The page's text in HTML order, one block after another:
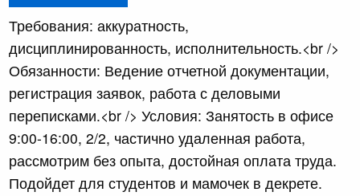
Требования: аккуратность,
дисциплинированность, исполнительность.<br />
Обязанности: Ведение отчетной документации,
регистрация заявок, работа с деловыми
переписками.<br /> Условия: Занятость в офисе
9:00-16:00, 2/2, частично удаленная работа,
рассмотрим без опыта, достойная оплата труда.
Подойдет для студентов и мамочек в декрете.